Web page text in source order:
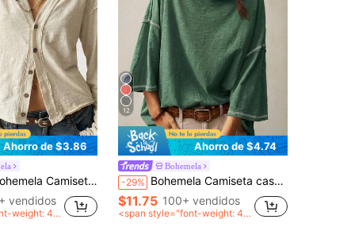
Ahorro de $3.86
Camiseta de manga larga holgada de punto de unicolor casual para mujer
vendidos
weight: 40
12
Ahorro de $4.74
Bohemela
-29% Bohemela Camiseta casual de punto de unicolor con cuello redondo, manga 3/4, holgada y lavada
$11.75 100+ vendidos
<span style="font-weight: 40